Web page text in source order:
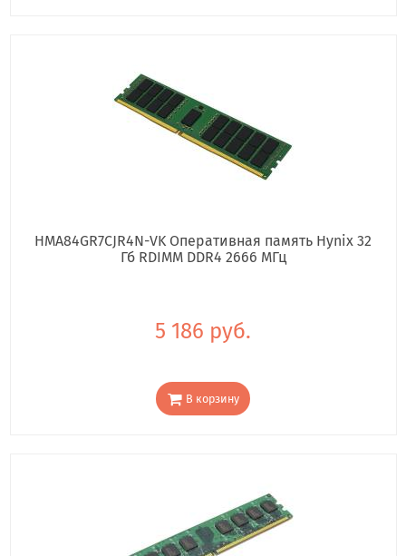
HMA84GR7CJR4N-VK Оперативная память Hynix 32
Гб RDIMM DDR4 2666 МГц
5 186 руб.
В корзину